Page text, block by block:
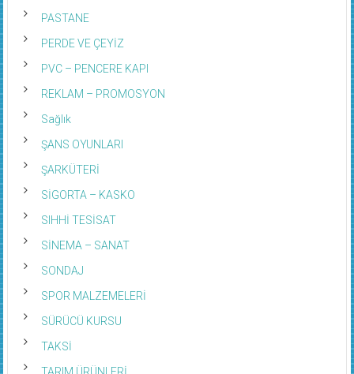
PASTANE
PERDE VE ÇEYİZ
PVC – PENCERE KAPI
REKLAM – PROMOSYON
Sağlık
ŞANS OYUNLARI
ŞARKÜTERİ
SİGORTA – KASKO
SIHHİ TESİSAT
SİNEMA – SANAT
SONDAJ
SPOR MALZEMELERİ
SÜRÜCÜ KURSU
TAKSİ
TARIM ÜRÜNLERİ